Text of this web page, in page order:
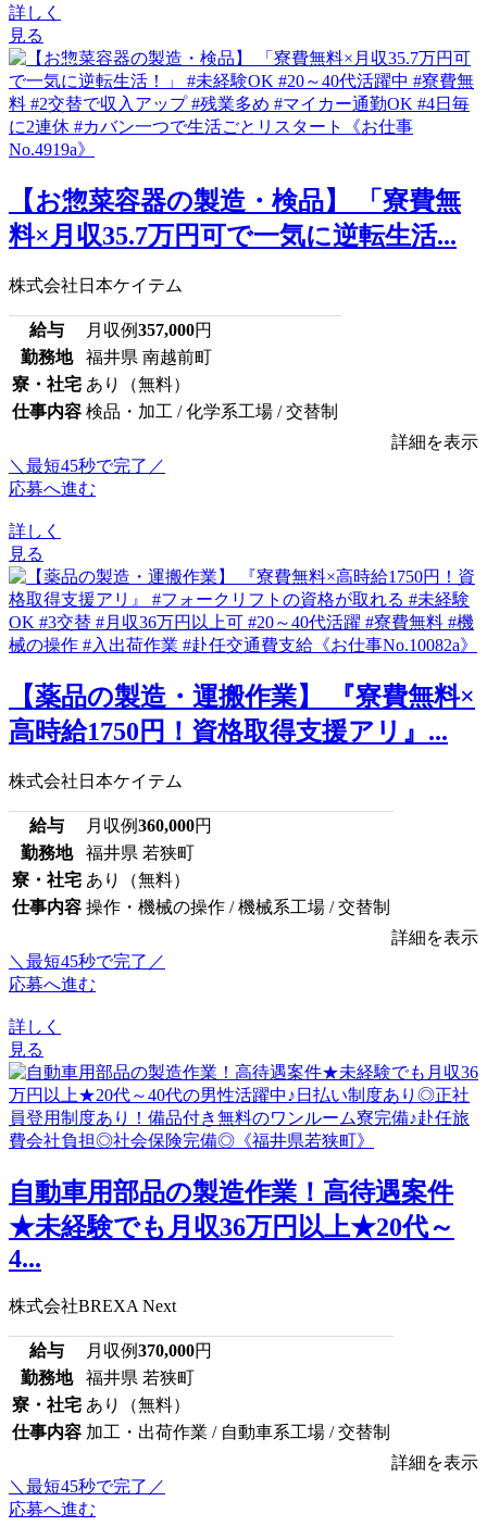
詳しく
見る
【お惣菜容器の製造・検品】 「寮費無
料×月収35.7万円可で一気に逆転生活...
株式会社日本ケイテム
給与 月収例357,000円
勤務地
福井県 南越前町
寮・社宅 あり（無料）
仕事内容 検品・加工 / 化学系工場 / 交替制
詳細を表示
＼最短45秒で完了／
応募へ進む
詳しく
見る
【薬品の製造・運搬作業】 『寮費無料×
高時給1750円！資格取得支援アリ』...
株式会社日本ケイテム
給与 月収例360,000円
勤務地
福井県 若狭町
寮・社宅 あり（無料）
仕事内容 操作・機械の操作 / 機械系工場 / 交替制
詳細を表示
＼最短45秒で完了／
応募へ進む
詳しく
見る
自動車用部品の製造作業！高待遇案件
★未経験でも月収36万円以上★20代～
4...
株式会社BREXA Next
給与 月収例370,000円
勤務地
福井県 若狭町
寮・社宅 あり（無料）
仕事内容 加工・出荷作業 / 自動車系工場 / 交替制
詳細を表示
＼最短45秒で完了／
応募へ進む